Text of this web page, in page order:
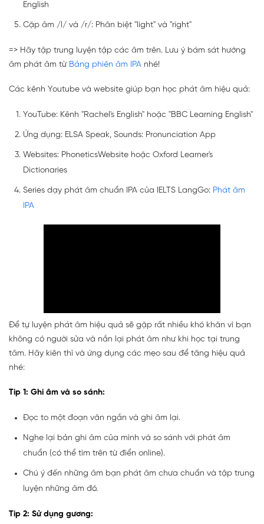
English
Cặp âm /l/ và /r/: Phân biệt "light" và "right"
=> Hãy tập trung luyện tập các âm trên. Lưu ý bám sát hướng
âm phát âm từ Bảng phiên âm IPA nhé!
Các kênh Youtube và website giúp bạn học phát âm hiệu quả:
YouTube: Kênh "Rachel's English" hoặc "BBC Learning English"
Ứng dụng: ELSA Speak, Sounds: Pronunciation App
Websites: PhoneticsWebsite hoặc Oxford Learner's
Dictionaries
Series dạy phát âm chuẩn IPA của IELTS LangGo: Phát âm
IPA
Để tự luyện phát âm hiệu quả sẽ gặp rất nhiều khó khăn vì bạn
không có người sửa và nắn lại phát âm như khi học tại trung
tâm. Hãy kiên thì và ứng dụng các mẹo sau để tăng hiệu quả
nhé:
Tip 1: Ghi âm và so sánh:
Đọc to một đoạn văn ngắn và ghi âm lại.
Nghe lại bản ghi âm của mình và so sánh với phát âm
chuẩn (có thể tìm trên từ điển online).
Chú ý đến những âm bạn phát âm chưa chuẩn và tập trung
luyện những âm đó.
Tip 2: Sử dụng gương: